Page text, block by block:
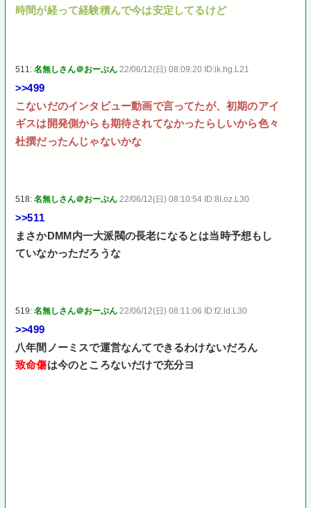
時間が経って経験積んで今は安定してるけど
511:名無しさん＠おーぷん 22/06/12(日) 08:09:20 ID:ik.hg.L21
>>499
こないだのインタビュー動画で言ってたが、初期のアイ
ギスは開発側からも期待されてなかったらしいから色々
杜撰だったんじゃないかな
518:名無しさん＠おーぷん 22/06/12(日) 08:10:54 ID:8I.oz.L30
>>511
まさかDMM内一大派閥の長老になるとは当時予想もし
ていなかっただろうな
519:名無しさん＠おーぷん 22/06/12(日) 08:11:06 ID:f2.ld.L30
>>499
八年間ノーミスで運営なんてできるわけないだろん
致命傷は今のところないだけで充分ヨ